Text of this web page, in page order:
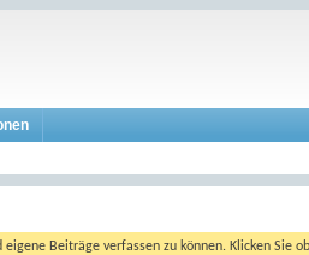
Beiträge verfassen zu können. Klicken